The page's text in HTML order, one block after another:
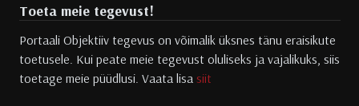
Toeta meie tegevust!
Portaali Objektiiv tegevus on võimalik üksnes tänu eraisikute
toetusele. Kui peate meie tegevust oluliseks ja vajalikuks, siis
toetage meie püüdlusi. Vaata lisa siit